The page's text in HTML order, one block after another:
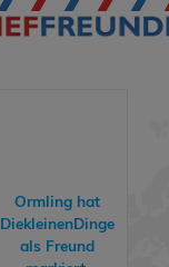
Ormlinghat
DiekleinenDinge
als Freund